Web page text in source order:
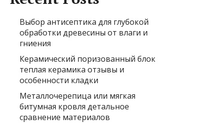
Выбор антисептика для глубокой
обработки древесины от влаги и
гниения
Керамический поризованный блок
теплая керамика отзывы и
особенности кладки
Металлочерепица или мягкая
битумная кровля детальное
сравнение материалов